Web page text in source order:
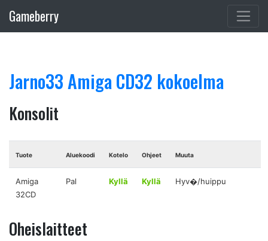
Gameberry
Jarno33 Amiga CD32 kokoelma
Konsolit
Tuote Aluekoodi Kotelo Ohjeet Muuta
Amiga
32CD
Pal Kyllä Kyllä Hyv�/huippu
Oheislaitteet